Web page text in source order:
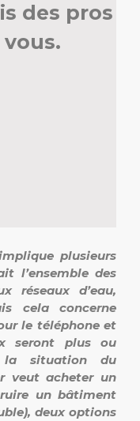
des pros
plusieurs
l’ensemble des
réseaux d’eau,
cela concerne
le téléphone et
seront plus ou
la situation du
veut acheter un
un bâtiment
deux options